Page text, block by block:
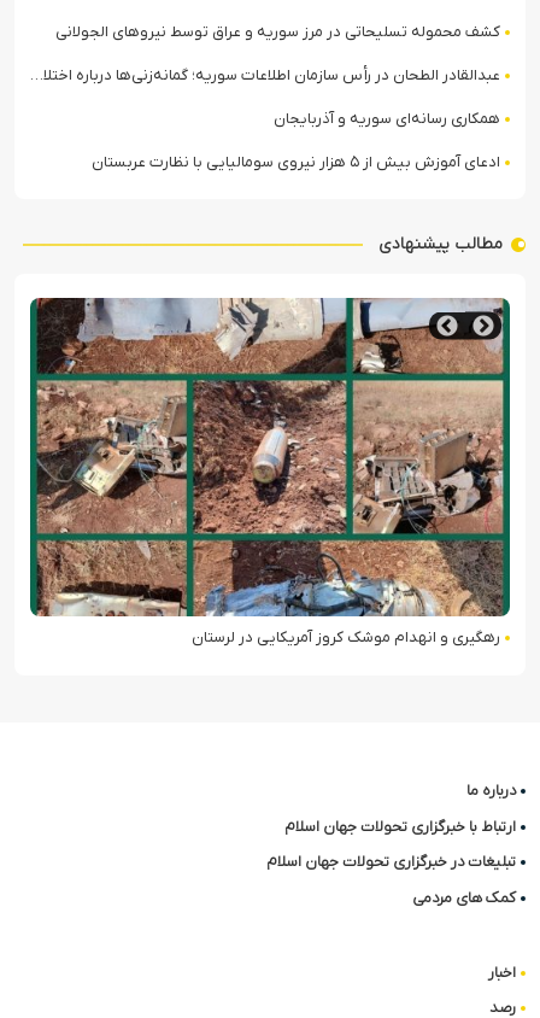
کشف محموله تسلیحاتی در مرز سوریه و عراق توسط نیروهای الجولانی
عبدالقادر الطحان در رأس سازمان اطلاعات سوریه؛ گمانه‌زنی‌ها درباره اختلافات در ساختار امنیتی
همکاری رسانه‌ای سوریه و آذربایجان
ادعای آموزش بیش از ۵ هزار نیروی سومالیایی با نظارت عربستان
مطالب پیشنهادی
آمریکایی در لرستان
درباره ما
ارتباط با خبرگزاری تحولات جهان اسلام
تبلیغات در خبرگزاری تحولات جهان اسلام
کمک های مردمی
اخبار
رصد